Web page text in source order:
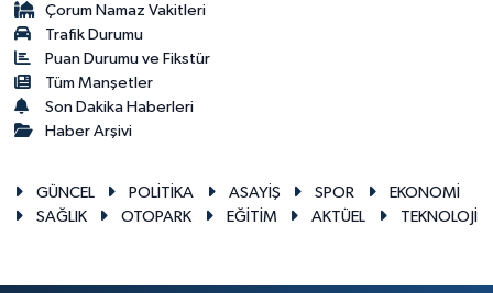
Çorum Namaz Vakitleri
Trafik Durumu
Puan Durumu ve Fikstür
Tüm Manşetler
Son Dakika Haberleri
Haber Arşivi
GÜNCEL POLİTİKA ASAYİŞ SPOR
EKONOMİ
SAĞLIK
OTOPARK EĞİTİM AKTÜEL TEKNOLOJİ